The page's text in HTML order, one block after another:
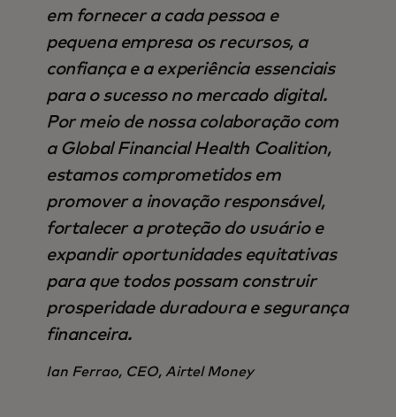
em fornecer a cada pessoa e
pequena empresa os recursos, a
confiança e a experiência essenciais
para o sucesso no mercado digital.
Por meio de nossa colaboração com
a Global Financial Health Coalition,
estamos comprometidos em
promover a inovação responsável,
fortalecer a proteção do usuário e
expandir oportunidades equitativas
para que todos possam construir
prosperidade duradoura e segurança
financeira.
Ian Ferrao, CEO, Airtel Money